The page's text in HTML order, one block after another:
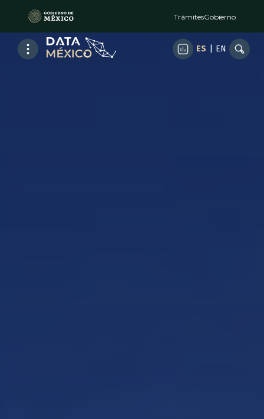
TrámitesGobierno
ES EN